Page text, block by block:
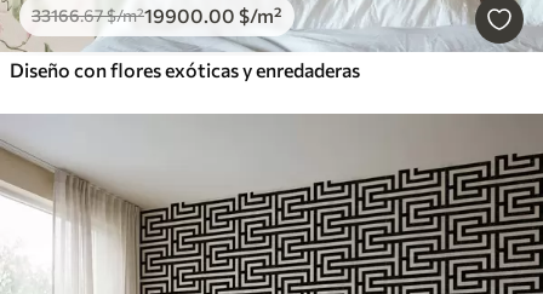
33166.67$/m²19900.00 $/m²
Diseño con flores exóticas y enredaderas